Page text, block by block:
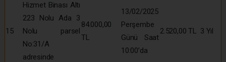
15
Hizmet Binası Altı
223 Nolu Ada 3
Nolu parsel
No:31/A
adresinde
84.000,00
TL
13/02/2025
Perşembe
Günü Saat
10:00’da
2.520,00 TL 3 Yıl